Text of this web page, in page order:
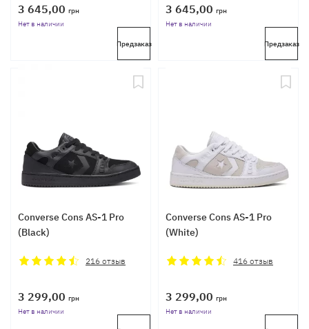
3 645,00 грн
Нет в наличии
Предзаказ
3 645,00 грн
Нет в наличии
Предзаказ
Converse Cons AS-1 Pro
(Black)
216отзыв
3 299,00 грн
Нет в наличии
Converse Cons AS-1 Pro
(White)
416отзыв
3 299,00 грн
Нет в наличии